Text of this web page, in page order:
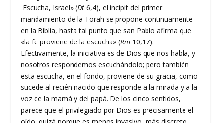
Escucha, Israel» (Dt 6,4), el íncipit del primer
mandamiento de la Torah se propone continuamente
en la Biblia, hasta tal punto que san Pablo afirma que
«la fe proviene de la escucha» (Rm 10,17).
Efectivamente, la iniciativa es de Dios que nos habla, y
nosotros respondemos escuchándolo; pero también
esta escucha, en el fondo, proviene de su gracia, como
sucede al recién nacido que responde a la mirada y a la
voz de la mamá y del papá. De los cinco sentidos,
parece que el privilegiado por Dios es precisamente el